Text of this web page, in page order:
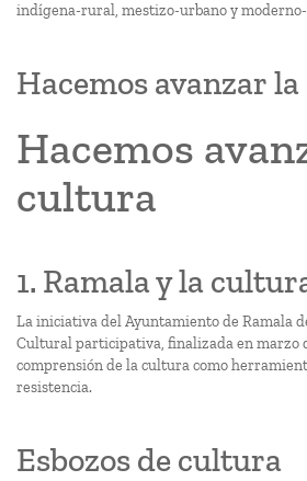
indígena-rural, mestizo-urbano y
Hacemos avanzar
Hacemos
cultura
1. Ramala y la
La iniciativa del Ayuntamiento de Ramala
Cultural participativa, finalizada en marzo
comprensión de la cultura como
resistencia.
Esbozos de cultura